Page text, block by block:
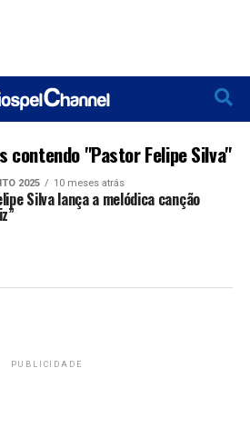
contendo "Pastor Felipe Silva"
2025 10 meses atrás
Silva lança a melódica canção
PUBLICIDADE